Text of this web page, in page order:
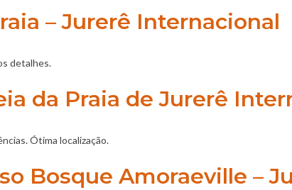
– Jurerê Internacional
detalhes.
da Praia de Jurerê
Ótima localização.
Bosque Amoraeville –